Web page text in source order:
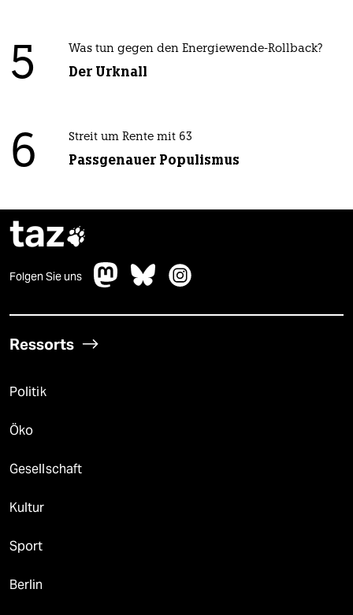
5 Was tun gegen den Energiewende-Rollback?
Der Urknall
6 Streit um Rente mit 63
Passgenauer Populismus
taz
Folgen Sie uns
Ressorts
Politik
Öko
Gesellschaft
Kultur
Sport
Berlin